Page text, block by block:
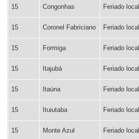
15 Congonhas Feriado local
15 Coronel Fabriciano Feriado local
15 Formiga Feriado local
15 Itajubá Feriado local
15 Itaúna Feriado local
15 Ituiutaba Feriado local
15 Monte Azul Feriado local